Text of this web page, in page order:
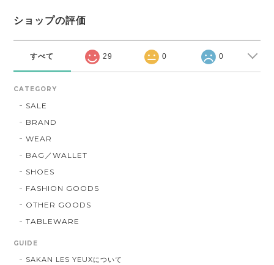
ショップの評価
すべて 29 0 0
CATEGORY
SALE
BRAND
WEAR
BAG／WALLET
SHOES
FASHION GOODS
OTHER GOODS
TABLEWARE
GUIDE
SAKAN LES YEUXについて